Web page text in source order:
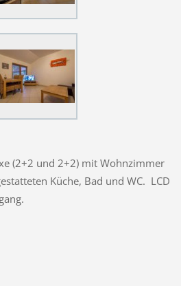
(2+2 und 2+2) mit Wohnzimmer
Küche, Bad und WC. LCD